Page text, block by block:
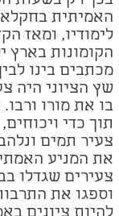
לימודיו, ומאז
הקומונות בארץ
מכתבים בינו
שץ הציוני היה
בו את מורו
תוך כדי
צעיר תמים
את המניע
צעירים שגדלו
וספגו את